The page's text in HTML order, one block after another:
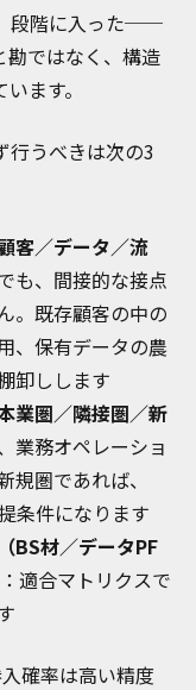
段階に入った──
勘ではなく、構造
ます。
行うべきは次の3
客／データ／流
も、間接的な接点
。既存顧客の中の
、保有データの農
卸しします
業圏／隣接圏／新
業務オペレーショ
規圏であれば、
条件になります
BS材／データPF
：適合マトリクスで
確率は高い精度